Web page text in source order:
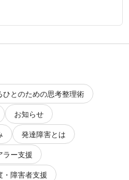
ひとのための思考整理術
お知らせ
発達障害とは
ラー支援
・障害者支援